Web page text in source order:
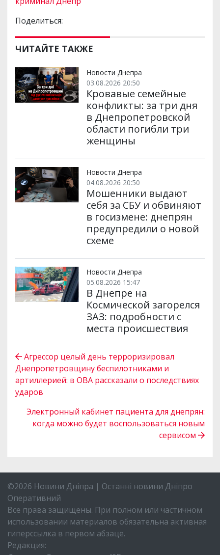
Поделиться:
ЧИТАЙТЕ ТАКЖЕ
Новости Днепра
03.08.2026 20:50
Кровавые семейные
конфликты: за три дня
в Днепропетровской
области погибли три
женщины
Новости Днепра
04.08.2026 20:50
Мошенники выдают
себя за СБУ и обвиняют
в госизмене: днепрян
предупредили о новой
схеме
Новости Днепра
05.08.2026 15:47
В Днепре на
Космической загорелся
ЗАЗ: подробности с
места происшествия
Агрессор целый день терроризировал
Днепропетровщину беспилотниками и
артиллерией: в ОВА рассказали о последствиях
ударов
Электронный кабинет пациента для днепрян:
когда можно будет воспользоваться новым
сервисом
©2026 Новини Дніпра | Останні новини Дніпро
Оперативний
Все права защищены. При полном или частичном
использовании материалов обязательна активная
гиперссылка в первом абзаце.
Редакция: